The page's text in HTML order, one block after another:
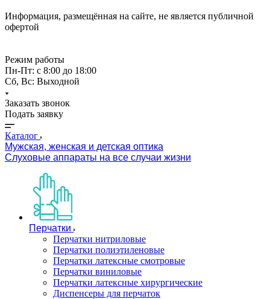
Информация, размещённая на сайте, не является публичной
офертой
Режим работы
Пн-Пт: с 8:00 до 18:00
Сб, Вс: Выходной
Заказать звонок
Подать заявку
Каталог
Мужская, женская и детская оптика
Слуховые аппараты на все случаи жизни
Перчатки
Перчатки нитриловые
Перчатки полиэтиленовые
Перчатки латексные смотровые
Перчатки виниловые
Перчатки латексные хирургические
Диспенсеры для перчаток